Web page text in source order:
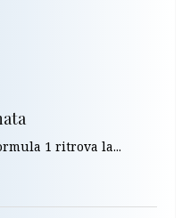
1 ritrova la...